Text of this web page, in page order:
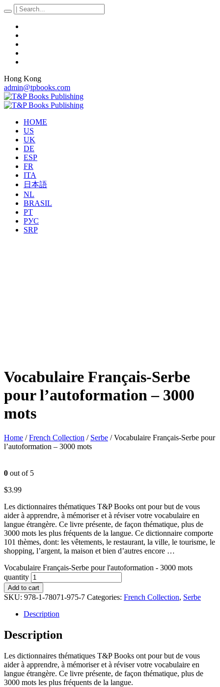
Hong Kong
admin@tpbooks.com
HOME
US
UK
DE
ESP
FR
ITA
日本語
NL
BRASIL
PT
РУС
SRP
Vocabulaire Français-Serbe
pour l’autoformation – 3000
mots
Home /French Collection / Serbe / Vocabulaire Français-Serbe pour
l’autoformation – 3000 mots
0 out of 5
$3.99
Les dictionnaires thématiques T&P Books ont pour but de vous
aider à apprendre, à mémoriser et à réviser votre vocabulaire en
langue étrangère. Ce livre présente, de façon thématique, plus de
3000 mots les plus fréquents de la langue. Ce dictionnaire comporte
101 thèmes, dont: les vêtements, le restaurant, la ville, le tourisme, le
shopping, l’argent, la maison et bien d’autres encore …
Vocabulaire Français-Serbe pour l'autoformation - 3000 mots
quantity
Add to cart
SKU: 978-1-78071-975-7 Categories: French Collection, Serbe
Description
Description
Les dictionnaires thématiques T&P Books ont pour but de vous
aider à apprendre, à mémoriser et à réviser votre vocabulaire en
langue étrangère. Ce livre présente, de façon thématique, plus de
3000 mots les plus fréquents de la langue.